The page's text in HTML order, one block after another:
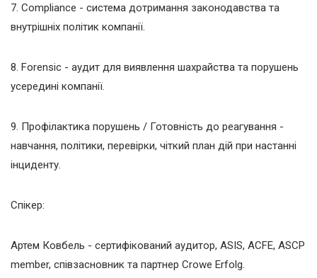
7. Compliance - система дотримання законодавства та
внутрішніх політик компанії.
8. Forensic - аудит для виявлення шахрайства та порушень
усередині компанії.
9. Профілактика порушень / Готовність до реагування -
навчання, політики, перевірки, чіткий план дій при настанні
інциденту.
Спікер:
Артем Ковбель - сертифікований аудитор, ASIS, ACFE, ASCP
member, співзасновник та партнер Crowe Erfolg.